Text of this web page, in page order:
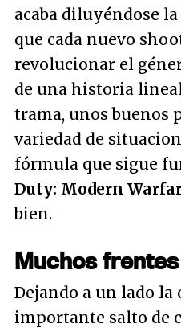
acaba diluyéndose
que cada nuevo
revolucionar el
de una historia
trama, unos buenos
variedad de
fórmula que sigue
Duty: Modern
bien.
Muchos
Dejando a un lado la
importante salto de